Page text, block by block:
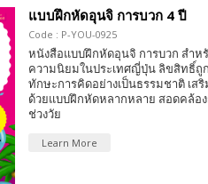
แบบฝึกหัดอุนจิ การบวก 4 ปี
Code : P-YOU-0925
หนังสือแบบฝึกหัดอุนจิ การบวก สำห
ความนิยมในประเทศญี่ปุ่น ลิขสิทธิ์
ทักษะการคิดอย่างเป็นธรรมชาติ เส
ด้วยแบบฝึกหัดหลากหลาย สอดคล้อ
ช่วงวัย
Learn More